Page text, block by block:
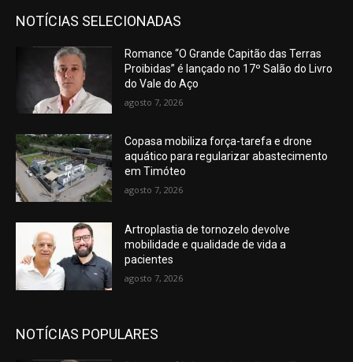
NOTÍCIAS SELECIONADAS
Romance “O Grande Capitão das Terras
Proibidas” é lançado no 17º Salão do Livro
do Vale do Aço
agosto 7, 2026
Copasa mobiliza força-tarefa e drone
aquático para regularizar abastecimento
em Timóteo
agosto 7, 2026
Artroplastia de tornozelo devolve
mobilidade e qualidade de vida a
pacientes
agosto 7, 2026
NOTÍCIAS POPULARES